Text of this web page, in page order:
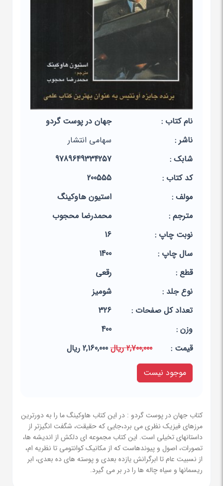
نام کتاب :
جهان در پوست گردو
ناشر :
سهامی انتشار
شابک :
9789649334257
کد کتاب :
200555
مولف :
استیون هاوکینگ
مترجم :
محمدرضا محجوب
نوبت چاپ :
16
سال چاپ :
1400
قطع :
رقعی
نوع جلد :
شومیز
تعداد کل صفحات :
326
وزن :
400
قيمت :
2,700,000 ریال
2,160,000 ریال
موجود نیست
کتاب جهان در پوست گردو : در این کتاب هاوکینگ ما را به دورترین
مرزهای فیزیک نظری می برد،جایی که حقیقت، شگفت انگیزتر از
داستانهای تخیلی است. این کتاب مجموعه ای دلکش از اندیشه ها،
تصورات، اصول و پیوندهاست که از مکانیک کوانتومی تا نظریه ام،
از نسبیت عام تا ابرگرانش یازده بعدی و پوسته های ده بعدی، ابر
ریسمانها و سیاه چاله ها را در بر می گیرد.